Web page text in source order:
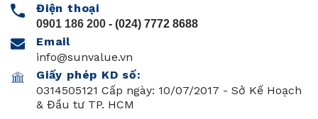
Điện thoại
0901 186 200 - (024) 7772 8688
Email
info@sunvalue.vn
Giấy phép KD số:
0314505121 Cấp ngày: 10/07/2017 - Sở Kế Hoạch
& Đầu tư TP. HCM